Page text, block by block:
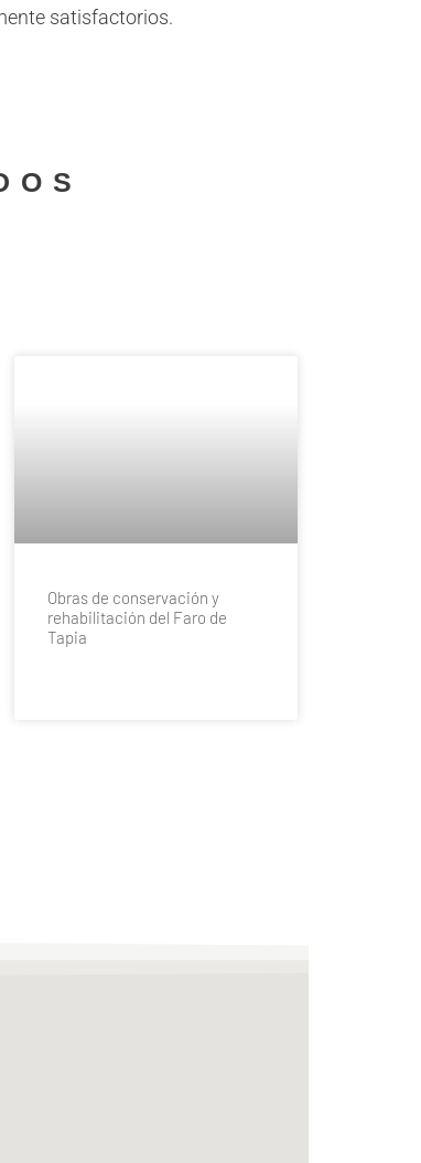
satisfactorios.
Obras de conservación y
rehabilitación del Faro de
Tapia